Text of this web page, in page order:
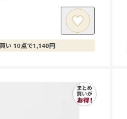
い 10点で1,140円